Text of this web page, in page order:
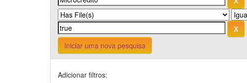
Iniciar uma nova pesquisa
Adicionar filtros: